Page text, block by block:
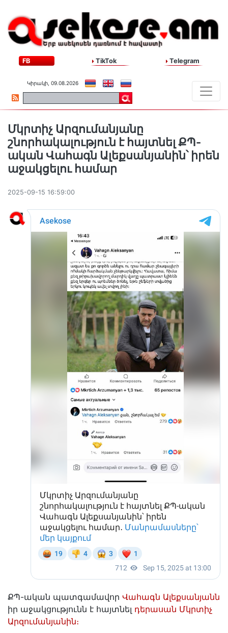
FB TikTok Telegram
Կիրակի, 09.08.2026
Մկրտիչ Արզումանյանը
շնորհակալություն է հայտնել ՔՊ-
ական Վահագն Ալեքսանյանին՝ իրեն
աջակցելու համար
2025-09-15 16:59:00
ՔՊ-ական պատգամավոր Վահագն Ալեքսանյանն
իր աջակցությունն է հայտնել դերասան Մկրտիչ
Արզումանյանին։